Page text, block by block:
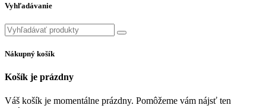
Vyhľadávanie
Nákupný košík
Košík je prázdny
Váš košík je momentálne prázdny. Pomôžeme vám nájsť ten